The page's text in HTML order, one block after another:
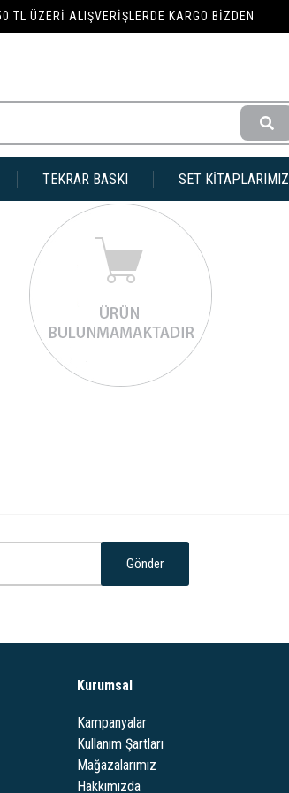
TL ÜZERI ALIŞVERIŞLERDE KARGO BIZDEN
TEKRAR BASKI SET KİTAPLARIMIZ
Gönder
Kurumsal
Kampanyalar
Kullanım Şartları
Mağazalarımız
Hakkımızda